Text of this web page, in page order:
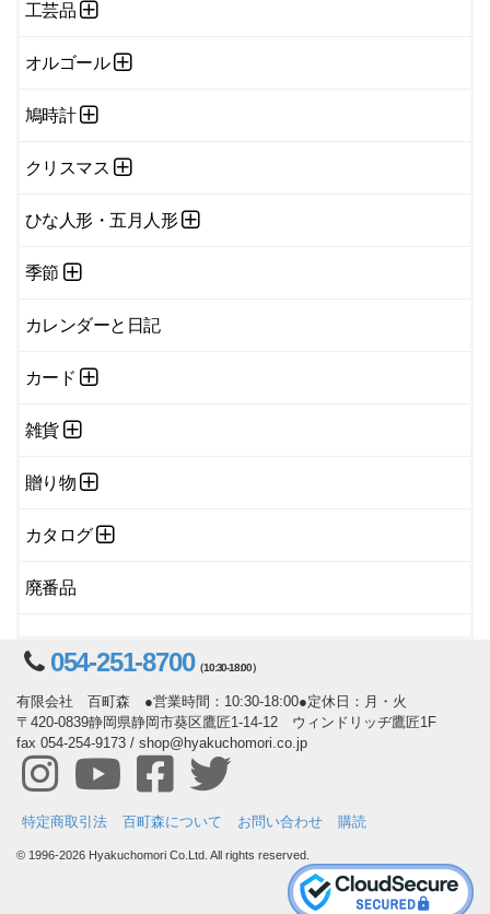
工芸品
オルゴール
鳩時計
クリスマス
ひな人形・五月人形
季節
カレンダーと日記
カード
雑貨
贈り物
カタログ
廃番品
054-251-8700（10:30-18:00）
有限会社 百町森 ●営業時間：10:30-18:00●定休日：月・火
〒420-0839静岡県静岡市葵区鷹匠1-14-12 ウィンドリッヂ鷹匠1F
fax 054-254-9173 / shop@hyakuchomori.co.jp
特定商取引法 百町森について お問い合わせ 購読
© 1996-2026 Hyakuchomori Co.Ltd. All rights reserved.